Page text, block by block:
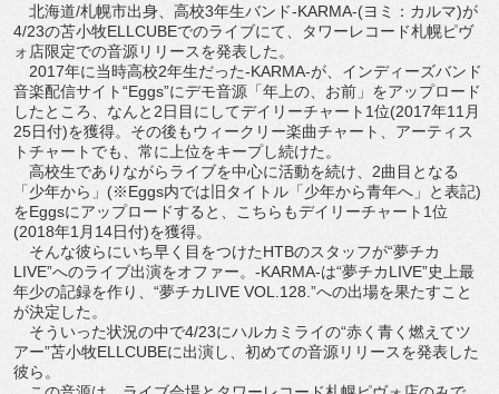
北海道/札幌市出身、高校3年生バンド-KARMA-(ヨミ：カルマ)が
4/23の苫小牧ELLCUBEでのライブにて、タワーレコード札幌ピヴ
ォ店限定での音源リリースを発表した。
2017年に当時高校2年生だった-KARMA-が、インディーズバンド
音楽配信サイト“Eggs”にデモ音源「年上の、お前」をアップロード
したところ、なんと2日目にしてデイリーチャート1位(2017年11月
25日付)を獲得。その後もウィークリー楽曲チャート、アーティス
トチャートでも、常に上位をキープし続けた。
高校生でありながらライブを中心に活動を続け、2曲目となる
「少年から」(※Eggs内では旧タイトル「少年から青年へ」と表記)
をEggsにアップロードすると、こちらもデイリーチャート1位
(2018年1月14日付)を獲得。
そんな彼らにいち早く目をつけたHTBのスタッフが“夢チカ
LIVE”へのライブ出演をオファー。-KARMA-は“夢チカLIVE”史上最
年少の記録を作り、“夢チカLIVE VOL.128.”への出場を果たすこと
が決定した。
そういった状況の中で4/23にハルカミライの“赤く青く燃えてツ
アー”苫小牧ELLCUBEに出演し、初めての音源リリースを発表した
彼ら。